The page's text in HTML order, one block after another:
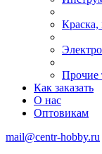
Краска,
Прочие
Как заказать
О нас
Оптовикам
mail@centr-hobby.ru